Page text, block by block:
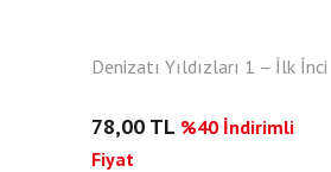
Denizatı Yıldızları 1 – İlk İnci
78,00 TL %40 İndirimli
Fiyat